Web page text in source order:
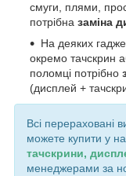
смуги, плями,
потрібна заміна
На деяких
окремо тачскрин
поломці потрібно
(дисплей +
Всі перераховані
можете купити у
тачскрини,
менеджерами за